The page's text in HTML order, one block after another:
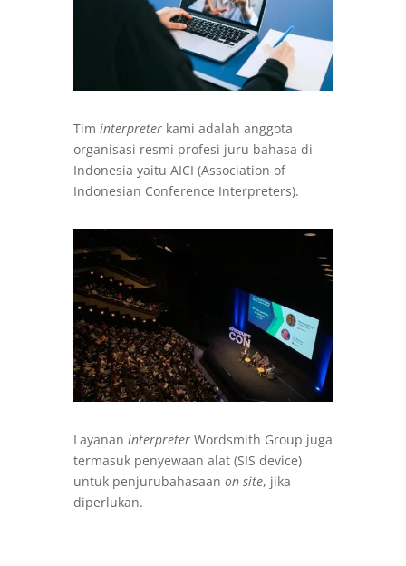
Tim interpreterkami adalah anggota
organisasi resmi profesi juru bahasa di
Indonesia yaitu AICI (Association of
Indonesian Conference Interpreters).
Layanan interpreterWordsmith Group juga
termasuk penyewaan alat (SIS device)
untuk penjurubahasaan on-site, jika
diperlukan.